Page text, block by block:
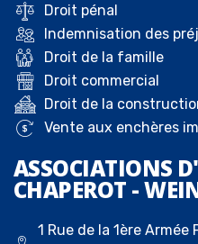
Droit pénal
Indemnisation des
Droit de la famille
Droit commercial
Droit de la
Vente aux enchères
ASSOCIATIONS
CHAPEROT -
1 Rue de la 1ère Armée